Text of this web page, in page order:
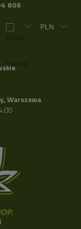
806
Warszawa